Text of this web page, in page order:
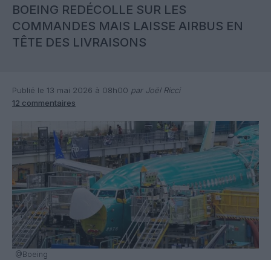
BOEING REDÉCOLLE SUR LES
COMMANDES MAIS LAISSE AIRBUS EN
TÊTE DES LIVRAISONS
Publié le 13 mai 2026 à 08h00 par Joël Ricci
12 commentaires
@Boeing